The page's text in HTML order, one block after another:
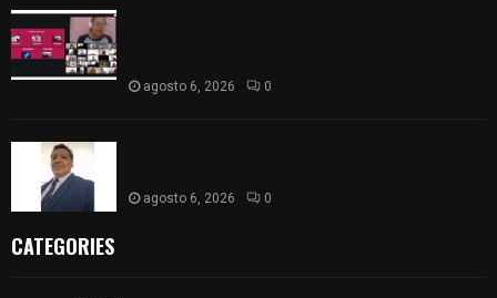
agosto 6, 2026 0
agosto 6, 2026 0
CATEGORIES